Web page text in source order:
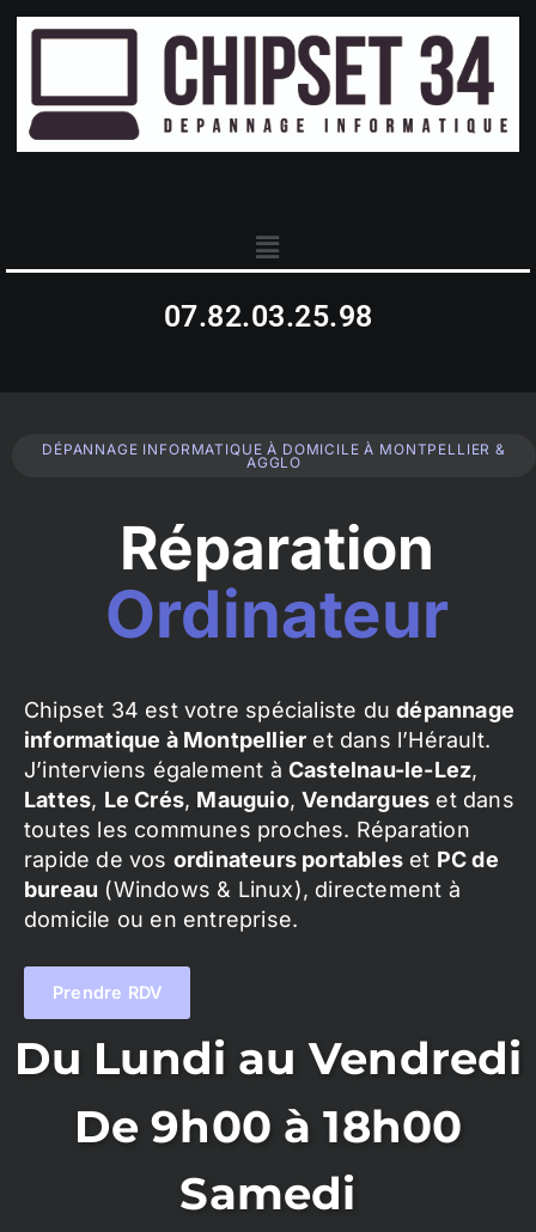
07.82.03.25.98
DÉPANNAGE INFORMATIQUE À DOMICILE À MONTPELLIER &
AGGLO
Réparation
Ordinateur
Chipset 34 est votre spécialiste dudépannage
informatique à Montpellier et dans l’Hérault.
J’interviens également à Castelnau-le-Lez,
Lattes, Le Crés, Mauguio,Vendargues et dans
toutes les communes proches. Réparation
rapide de vos ordinateurs portables et PC de
bureau (Windows & Linux), directement à
domicile ou en entreprise.
Prendre RDV
Du Lundi au Vendredi
De 9h00 à 18h00
Samedi